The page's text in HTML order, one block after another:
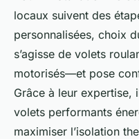
locaux suivent des
personnalisées, choix
s’agisse de volets
motorisés—et pose
Grâce à leur expertise,
volets performants
maximiser l’isolation